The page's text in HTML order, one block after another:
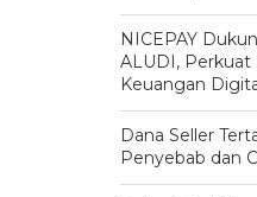
NICEPAY
ALUDI, Perkuat
Keuangan
Dana Seller
Penyebab dan